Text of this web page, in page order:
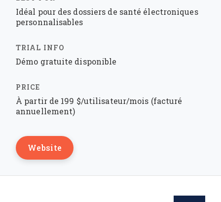
Idéal pour des dossiers de santé électroniques
personnalisables
Démo gratuite disponible
À partir de 199 $/utilisateur/mois (facturé
annuellement)
Website